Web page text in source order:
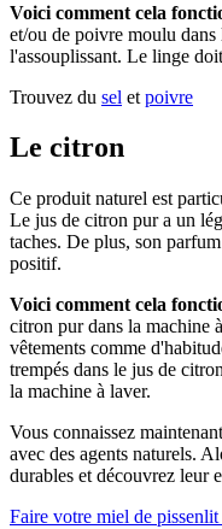
Voici comment cela
et/ou de poivre moulu
l'assouplissant. Le linge
Trouvez du sel et poivre
Le citron
Ce produit naturel est
Le jus de citron pur a un
taches. De plus, son
positif.
Voici comment cela
citron pur dans la machine
vêtements comme
trempés dans le jus de
la machine à laver.
Vous connaissez
avec des agents naturels.
durables et découvrez leur
Faire votre miel de pissenlit